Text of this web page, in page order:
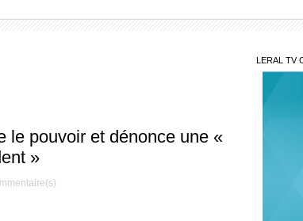
le pouvoir et dénonce une «
»
LERAL TV